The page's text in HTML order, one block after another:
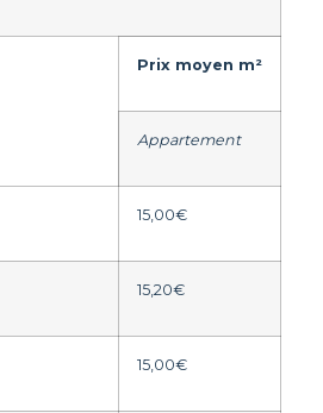
Prix moyen m²
Appartement
15,00€
15,20€
15,00€